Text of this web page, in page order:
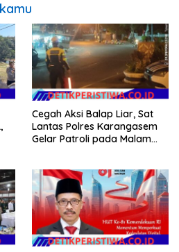
Cegah Aksi Balap Liar, Sat
Lantas Polres Karangasem
Gelar Patroli pada Malam